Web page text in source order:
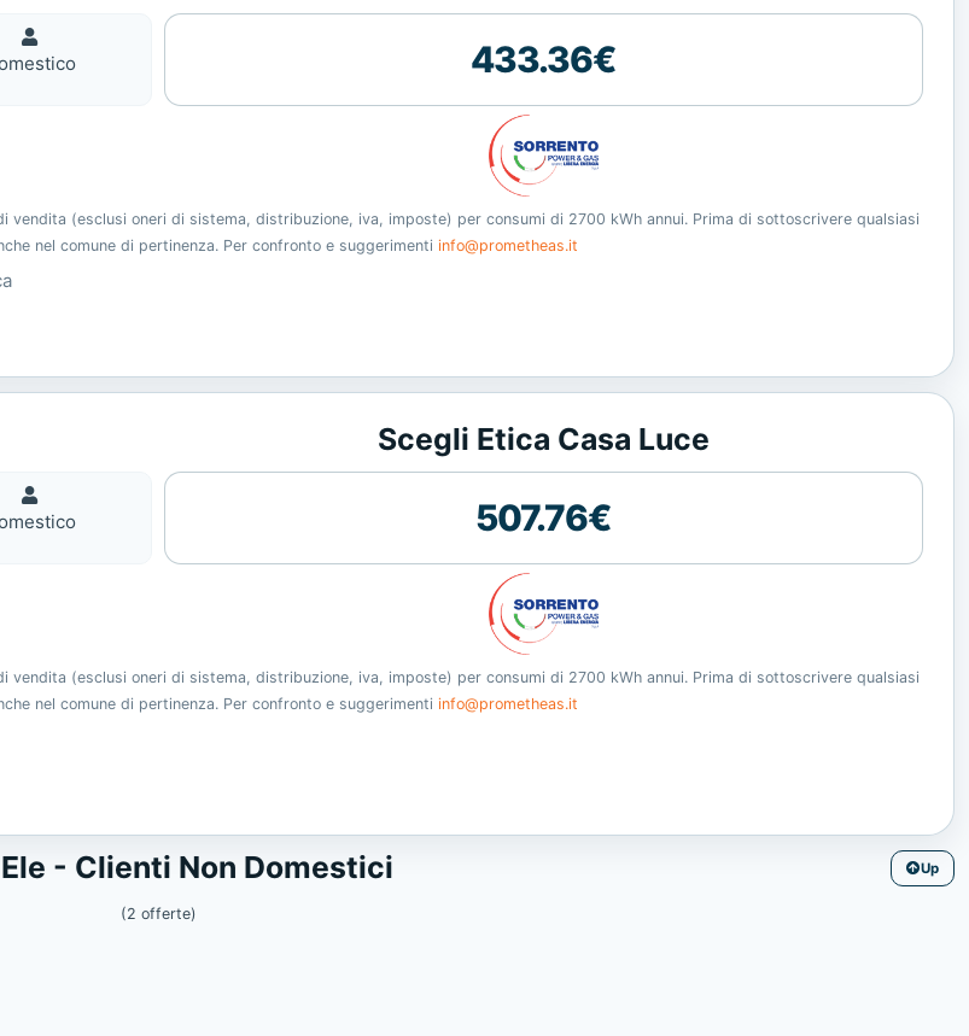
Domestico
433.36€
vendita (esclusi oneri di sistema, distribuzione, iva, imposte) per consumi di 2700 kWh annui. Prima di sottoscrivere qualsiasi
nel comune di pertinenza. Per confronto e suggerimenti info@prometheas.it
Scegli Etica Casa Luce
Domestico
507.76€
vendita (esclusi oneri di sistema, distribuzione, iva, imposte) per consumi di 2700 kWh annui. Prima di sottoscrivere qualsiasi
nel comune di pertinenza. Per confronto e suggerimenti info@prometheas.it
- Clienti Non Domestici Up
(2 offerte)